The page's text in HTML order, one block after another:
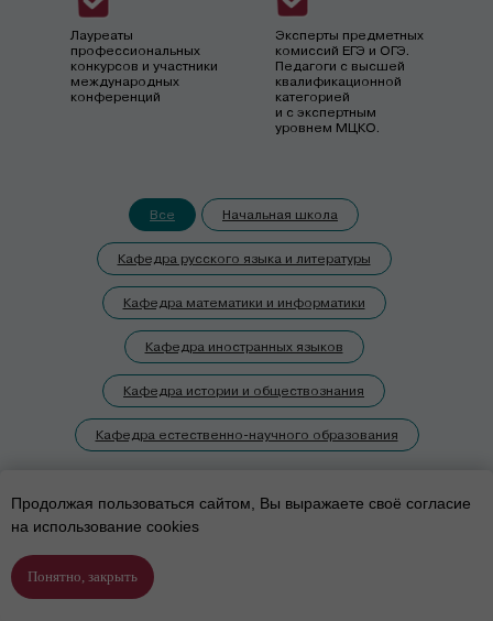
Лауреаты
профессиональных
конкурсов и участники
международных
конференций
Эксперты предметных
комиссий ЕГЭ и ОГЭ.
Педагоги с высшей
квалификационной
категорией
и с экспертным
уровнем МЦКО.
Все Начальная школа
Кафедра русского языка и литературы
Кафедра математики и информатики
Кафедра иностранных языков
Кафедра истории и обществознания
Кафедра естественно-научного образования
Продолжая пользоваться сайтом, Вы выражаете своё согласие
на использование cookies
Понятно, закрыть
Подобрать программу